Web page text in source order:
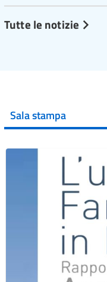
Tutte le notizie
Sala stampa